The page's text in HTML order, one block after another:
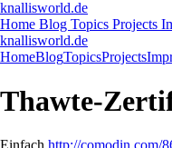
knallisworld.de
Home Blog Topics Projects
knallisworld.de
HomeBlogTopicsProjects
Thawte-
Einfach http://comodin.com/